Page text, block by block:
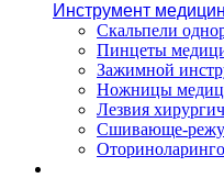
Инструмент
Скальпели
Пинцеты
Зажимной
Ножницы
Лезвия
Сшивающе-